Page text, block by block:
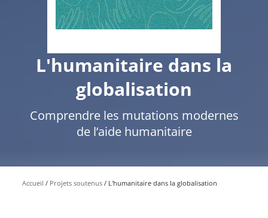
L'humanitaire dans la
globalisation
Comprendre les mutations modernes
de l’aide humanitaire
Accueil Projets soutenus L'humanitaire dans la globalisation